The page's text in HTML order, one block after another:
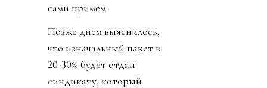
сами примем.
Позже днем выяснилось,
что изначальный пакет в
20-30% будет отдан
синдикату, который